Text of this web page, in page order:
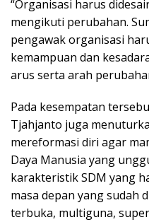
“Organisasi harus
mengikuti perubahan.
pengawak organisasi
kemampuan dan
arus serta arah
Pada kesempatan
Tjahjanto juga
mereformasi diri agar
Daya Manusia yang
karakteristik SDM yang
masa depan yang sudah
terbuka, multiguna,